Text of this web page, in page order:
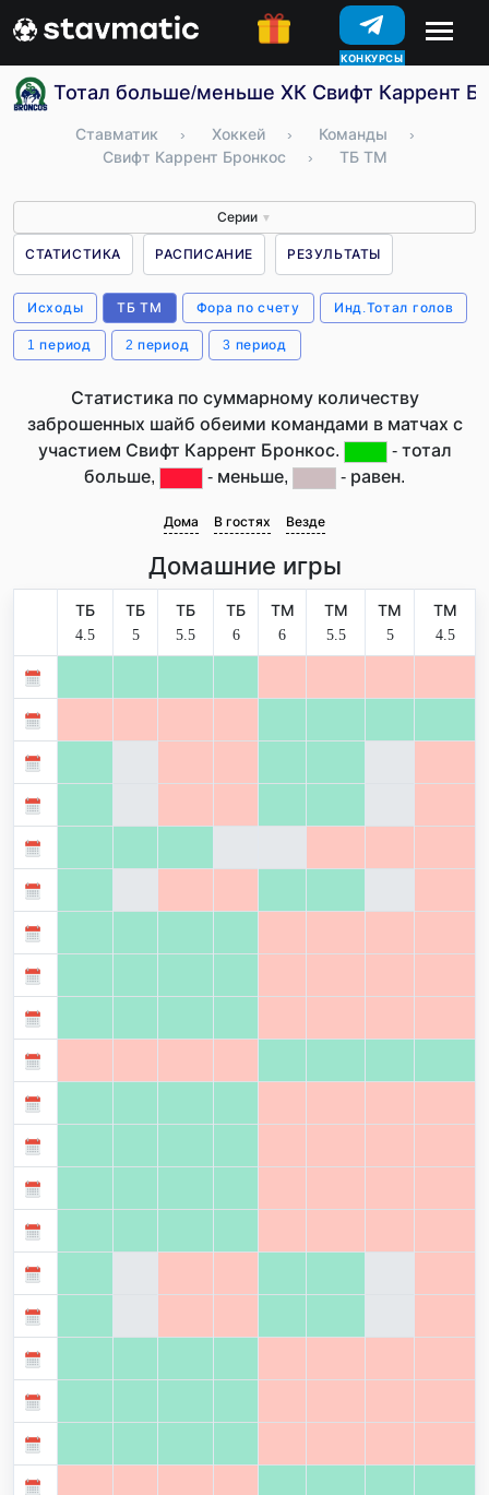
КОНКУРСЫ
Тотал больше/меньше ХК Свифт Каррент
Ставматик › Хоккей › Команды
›
Свифт Каррент Бронкос
› ТБ ТМ
Серии ▼
СТАТИСТИКА РАСПИСАНИЕ РЕЗУЛЬТАТЫ
Исходы ТБ ТМ Фора по счету Инд.Тотал голов
1 период 2 период 3 период
Статистика по суммарному количеству
заброшенных шайб обеими командами в матчах с
участием Свифт Каррент Бронкос.
- тотал
больше,
- меньше, - равен.
Дома В гостях Везде
Домашние игры
ТБ
4.5
ТБ
5
ТБ
5.5
ТБ
6
ТМ
6
ТМ
5.5
ТМ
5
ТМ
4.5